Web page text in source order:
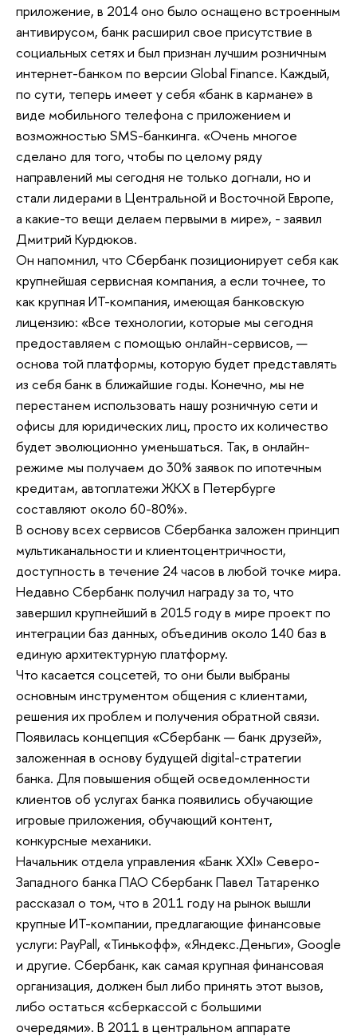
приложение, в 2014 оно было оснащено встроенным
антивирусом, банк расширил свое присутствие в
социальных сетях и был признан лучшим розничным
интернет-банком по версии Global Finance. Каждый,
по сути, теперь имеет у себя «банк в кармане» в
виде мобильного телефона с приложением и
возможностью SMS-банкинга. «Очень многое
сделано для того, чтобы по целому ряду
направлений мы сегодня не только догнали, но и
стали лидерами в Центральной и Восточной Европе,
а какие-то вещи делаем первыми в мире», - заявил
Дмитрий Курдюков.
Он напомнил, что Сбербанк позиционирует себя как
крупнейшая сервисная компания, а если точнее, то
как крупная ИТ-компания, имеющая банковскую
лицензию: «Все технологии, которые мы сегодня
предоставляем с помощью онлайн-сервисов, —
основа той платформы, которую будет представлять
из себя банк в ближайшие годы. Конечно, мы не
перестанем использовать нашу розничную сети и
офисы для юридических лиц, просто их количество
будет эволюционно уменьшаться. Так, в онлайн-
режиме мы получаем до 30% заявок по ипотечным
кредитам, автоплатежи ЖКХ в Петербурге
составляют около 60-80%».
В основу всех сервисов Сбербанка заложен принцип
мультиканальности и клиентоцентричности,
доступность в течение 24 часов в любой точке мира.
Недавно Сбербанк получил награду за то, что
завершил крупнейший в 2015 году в мире проект по
интеграции баз данных, объединив около 140 баз в
единую архитектурную платформу.
Что касается соцсетей, то они были выбраны
основным инструментом общения с клиентами,
решения их проблем и получения обратной связи.
Появилась концепция «Сбербанк — банк друзей»,
заложенная в основу будущей digital-стратегии
банка. Для повышения общей осведомленности
клиентов об услугах банка появились обучающие
игровые приложения, обучающий контент,
конкурсные механики.
Начальник отдела управления «Банк XXI» Северо-
Западного банка ПАО Сбербанк Павел Татаренко
рассказал о том, что в 2011 году на рынок вышли
крупные ИТ-компании, предлагающие финансовые
услуги: PayPall, «Тинькофф», «Яндекс.Деньги», Google
и другие. Сбербанк, как самая крупная финансовая
организация, должен был либо принять этот вызов,
либо остаться «сберкассой с большими
очередями». В 2011 в центральном аппарате